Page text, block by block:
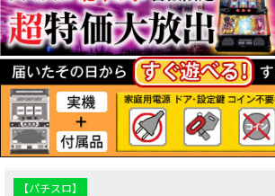
【パチスロ】